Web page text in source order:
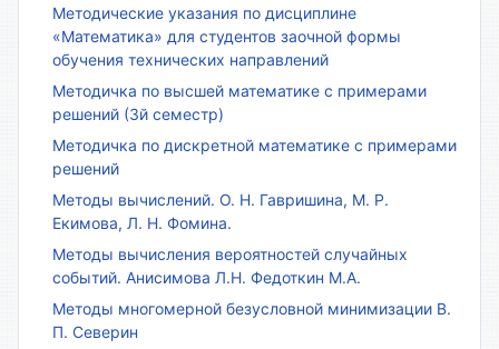
Методические указания по дисциплине
«Математика» для студентов заочной формы
обучения технических направлений
Методичка по высшей математике с примерами
решений (3й семестр)
Методичка по дискретной математике с примерами
решений
Методы вычислений. О. Н. Гавришина, М. Р.
Екимова, Л. Н. Фомина.
Методы вычисления вероятностей случайных
событий. Анисимова Л.Н. Федоткин М.А.
Методы многомерной безусловной минимизации В.
П. Северин